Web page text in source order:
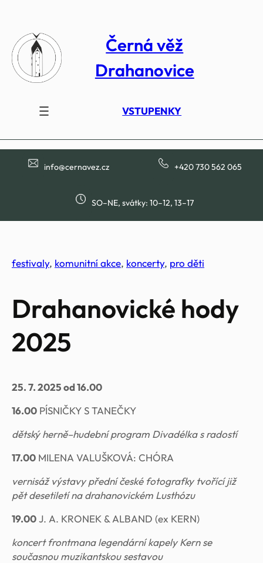
obsah
Černá věž
Drahanovice
VSTUPENKY
info@cernavez.cz +420 730 562 065
SO–NE, svátky: 10–12, 13–17
festivaly, komunitní akce, koncerty, pro děti
Drahanovické hody
2025
25. 7. 2025 od 16.00
16.00 PÍSNIČKY S TANEČKY
dětský herně–hudební program Divadélka s radostí
17.00 MILENA VALUŠKOVÁ: CHÓRA
vernisáž výstavy přední české fotografky tvořící již
pět desetiletí na drahanovickém Lusthózu
19.00J. A. KRONEK & ALBAND (ex KERN)
koncert frontmana legendární kapely Kern se
současnou muzikantskou sestavou